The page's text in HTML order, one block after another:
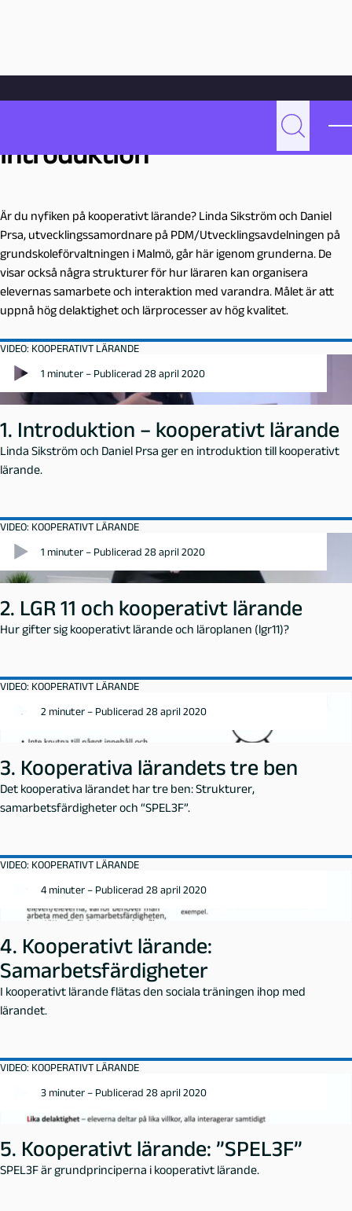
Hoppa till innehåll
e
g
o
M
ö
Sök
Kooperativt lärande – en
introduktion
Är du nyfiken på kooperativt lärande? Linda Sikström och Daniel
Prsa, utvecklingssamordnare på PDM/Utvecklingsavdelningen på
grundskoleförvaltningen i Malmö, går här igenom grunderna. De
visar också några strukturer för hur läraren kan organisera
elevernas samarbete och interaktion med varandra. Målet är att
uppnå hög delaktighet och lärprocesser av hög kvalitet.
VIDEO: KOOPERATIVT LÄRANDE
1 minuter – Publicerad 28 april 2020
1. Introduktion – kooperativt lärande
Linda Sikström och Daniel Prsa ger en introduktion till kooperativt
lärande.
VIDEO: KOOPERATIVT LÄRANDE
1 minuter – Publicerad 28 april 2020
2. LGR 11 och kooperativt lärande
Hur gifter sig kooperativt lärande och läroplanen (lgr11)?
VIDEO: KOOPERATIVT LÄRANDE
2 minuter – Publicerad 28 april 2020
3. Kooperativa lärandets tre ben
Det kooperativa lärandet har tre ben: Strukturer,
samarbetsfärdigheter och “SPEL3F”.
VIDEO: KOOPERATIVT LÄRANDE
4 minuter – Publicerad 28 april 2020
4. Kooperativt lärande:
Samarbetsfärdigheter
I kooperativt lärande flätas den sociala träningen ihop med
lärandet.
VIDEO: KOOPERATIVT LÄRANDE
3 minuter – Publicerad 28 april 2020
5. Kooperativt lärande: ”SPEL3F”
SPEL3F är grundprinciperna i kooperativt lärande.